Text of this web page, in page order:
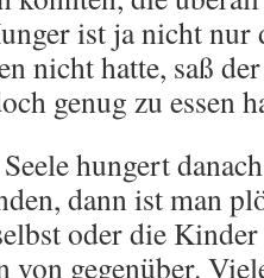
ist ja nicht
nicht hatte, saß
genug zu essen
hungert
dann ist man
oder die
von gegenüber.